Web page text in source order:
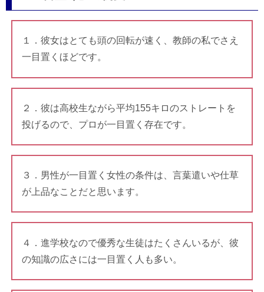
１．彼女はとても頭の回転が速く、教師の私でさえ
一目置くほどです。
２．彼は高校生ながら平均155キロのストレートを
投げるので、プロが一目置く存在です。
３．男性が一目置く女性の条件は、言葉遣いや仕草
が上品なことだと思います。
４．進学校なので優秀な生徒はたくさんいるが、彼
の知識の広さには一目置く人も多い。